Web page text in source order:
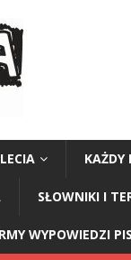
KAŻDY
SŁOWNIKI I
WYPOWIEDZI